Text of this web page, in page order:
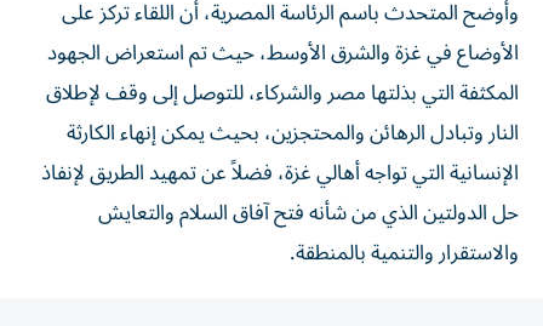
وأوضح المتحدث باسم الرئاسة المصرية، أن اللقاء تركز على
الأوضاع في غزة والشرق الأوسط، حيث تم استعراض الجهود
المكثفة التي بذلتها مصر والشركاء، للتوصل إلى وقف لإطلاق
النار وتبادل الرهائن والمحتجزين، بحيث يمكن إنهاء الكارثة
الإنسانية التي تواجه أهالي غزة، فضلاً عن تمهيد الطريق لإنفاذ
حل الدولتين الذي من شأنه فتح آفاق السلام والتعايش
والاستقرار والتنمية بالمنطقة.